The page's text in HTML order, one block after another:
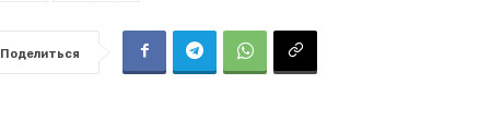
Поделиться